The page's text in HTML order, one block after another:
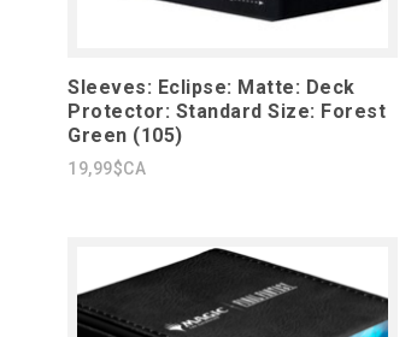
Sleeves: Eclipse: Matte: Deck
Protector: Standard Size: Forest
Green (105)
19,99$CA